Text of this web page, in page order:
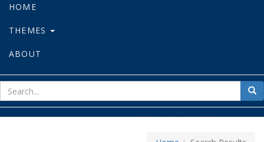
HOME
THEMES
ABOUT
for